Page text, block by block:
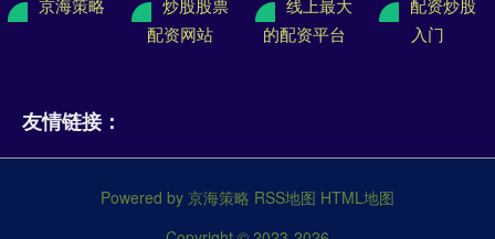
京海策略
炒股股票
配资网站
线上最大
的配资平台
配资炒股
入门
友情链接：
Powered by 京海策略 RSS地图 HTML地图